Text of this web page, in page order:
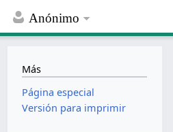
Anónimo
Más
Página especial
Versión para imprimir